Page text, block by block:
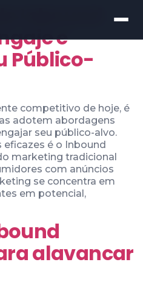
Inbound
e
Público-
competitivo de hoje, é
adotem abordagens
seu público-alvo.
é o Inbound
marketing tradicional
com anúncios
se concentra em
em potencial,
alavancar